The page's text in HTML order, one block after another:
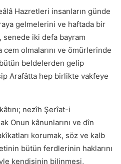
Hazretleri insanların günde
gelmelerini ve haftada bir
senede iki defa bayram
olmalarını ve ömürlerinde
beldelerden gelip
Arafâtta hep birlikte vakfeye
nezîh Şerîat-i
Onun kânunlarını ve dîn
korumak, söz ve kalb
bütün ferdlerinin haklarını
kendisinin bilinmesi,